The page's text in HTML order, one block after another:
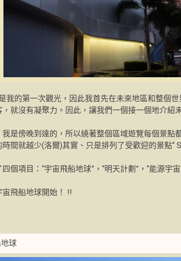
我的第一次觀光，因此我首先在未來地區和整個
就沒有凝聚力。因此，讓我們一個接一個地介紹
是傍晚到達的，所以繞著整個區域遊覽每個景點
間就越少(洛爾)其實、只是排列了受歡迎的景點“
個項目：“宇宙飛船地球”，“明天計劃”，“能源宇宙
宙飛船地球開始！ !!
球